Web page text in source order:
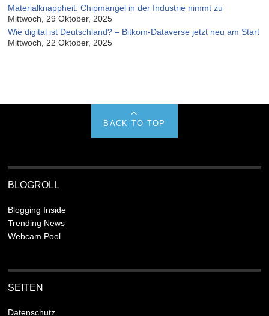
Materialknappheit: Chipmangel in der Industrie nimmt zu
Mittwoch, 29 Oktober, 2025
Wie digital ist Deutschland? – Bitkom-Dataverse jetzt neu am Start
Mittwoch, 22 Oktober, 2025
BACK TO TOP
BLOGROLL
Blogging Inside
Trending News
Webcam Pool
SEITEN
Datenschutz